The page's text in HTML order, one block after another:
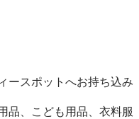
ースポットへお持ち込み
品、こども用品、衣料服